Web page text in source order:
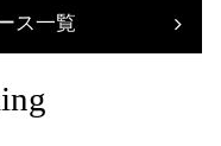
ス一覧